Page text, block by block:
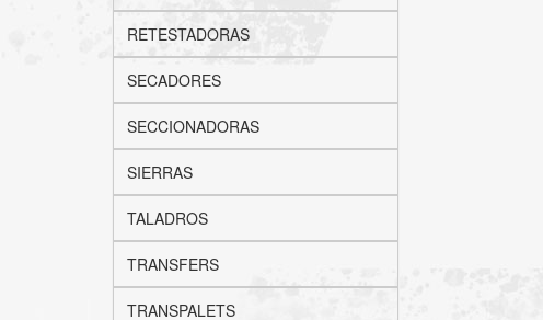
RETESTADORAS
SECADORES
SECCIONADORAS
SIERRAS
TALADROS
TRANSFERS
TRANSPALETS